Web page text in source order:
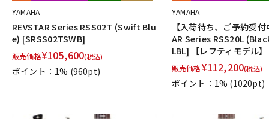
YAMAHA
REVSTAR Series RSS02T (Swift Blu
e) [SRSS02TSWB]
販売価格¥105,600(税込)
ポイント：1% (960pt)
YAMAHA
【入荷待ち、ご予約受
AR Series RSS20L
LBL] 【レフティモデル】
販売価格¥112,200(税込)
ポイント：1% (1020pt)